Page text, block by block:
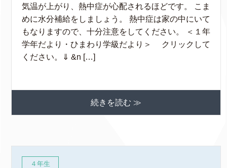
気温が上がり、熱中症が心配されるほどです。 こま
めに水分補給をしましょう。 熱中症は家の中にいて
もなりますので、十分注意をしてください。 ＜１年
学年だより・ひまわり学級だより＞ クリックして
ください。⇓ &n […]
続きを読む ≫
４年生